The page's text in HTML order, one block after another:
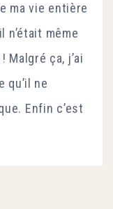
ma vie entière
n’était même
Malgré ça, j’ai
ne
Enfin c’est